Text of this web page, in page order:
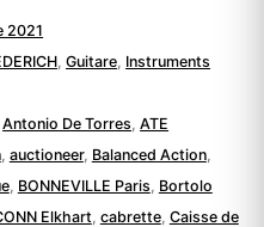
2021
,Guitare Instruments
,Antonio De Torres ,ATE
, auctioneer, Balanced Action,
, BONNEVILLE Paris Bortolo
Elkhart cabrette, Caisse de